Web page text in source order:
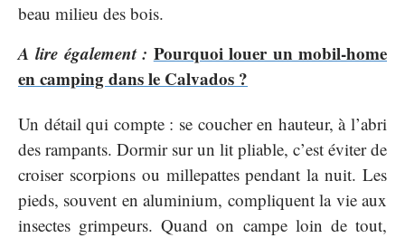
beau milieu des bois.
A lire également : Pourquoi louer un mobil-home
en camping dans le Calvados ?
Un détail qui compte : se coucher en hauteur, à l’abri
des rampants. Dormir sur un lit pliable, c’est éviter de
croiser scorpions ou millepattes pendant la nuit. Les
pieds, souvent en aluminium, compliquent la vie aux
insectes grimpeurs. Quand on campe loin de tout,